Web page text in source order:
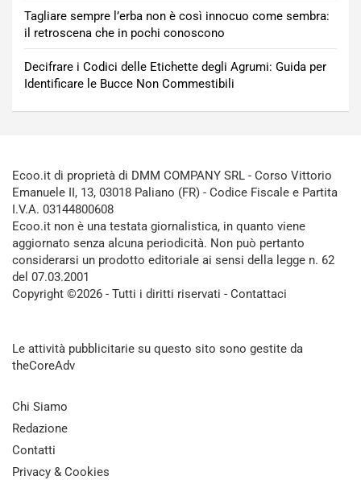
Tagliare sempre l’erba non è così innocuo come sembra:
il retroscena che in pochi conoscono
Decifrare i Codici delle Etichette degli Agrumi: Guida per
Identificare le Bucce Non Commestibili
Ecoo.it di proprietà di DMM COMPANY SRL - Corso Vittorio
Emanuele II, 13, 03018 Paliano (FR) - Codice Fiscale e Partita
I.V.A. 03144800608
Ecoo.it non è una testata giornalistica, in quanto viene
aggiornato senza alcuna periodicità. Non può pertanto
considerarsi un prodotto editoriale ai sensi della legge n. 62
del 07.03.2001
Copyright ©2026 - Tutti i diritti riservati - Contattaci
Le attività pubblicitarie su questo sito sono gestite da
theCoreAdv
Chi Siamo
Redazione
Contatti
Privacy & Cookies